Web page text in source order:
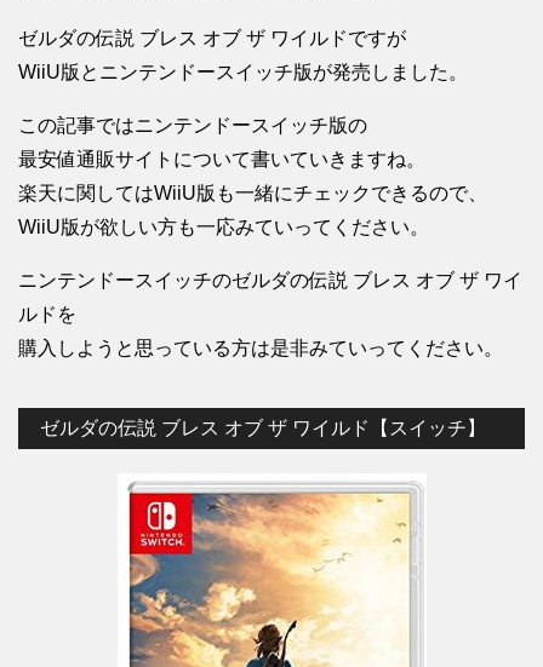
ゼルダの伝説 ブレス オブ ザ ワイルドですが
WiiU版とニンテンドースイッチ版が発売しました。
この記事ではニンテンドースイッチ版の
最安値通販サイトについて書いていきますね。
楽天に関してはWiiU版も一緒にチェックできるので、
WiiU版が欲しい方も一応みていってください。
ニンテンドースイッチのゼルダの伝説 ブレス オブ ザ ワイ
ルドを
購入しようと思っている方は是非みていってください。
ゼルダの伝説 ブレス オブ ザ ワイルド【スイッチ】